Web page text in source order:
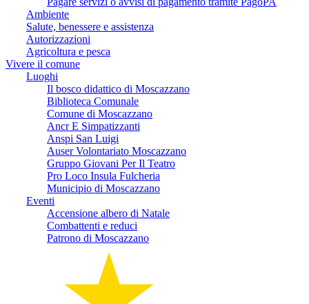
Ambiente
Salute, benessere e assistenza
Autorizzazioni
Agricoltura e pesca
Vivere il comune
Luoghi
Il bosco didattico di Moscazzano
Biblioteca Comunale
Comune di Moscazzano
Ancr E Simpatizzanti
Anspi San Luigi
Auser Volontariato Moscazzano
Gruppo Giovani Per Il Teatro
Pro Loco Insula Fulcheria
Municipio di Moscazzano
Eventi
Accensione albero di Natale
Combattenti e reduci
Patrono di Moscazzano